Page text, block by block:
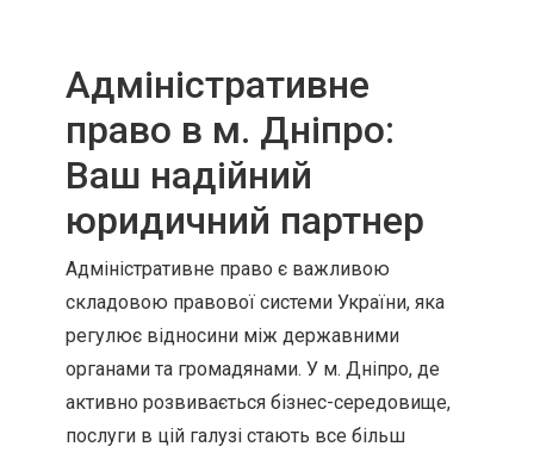
Адміністративне
право в м. Дніпро:
Ваш надійний
юридичний партнер
Адміністративне право є важливою
складовою правової системи України, яка
регулює відносини між державними
органами та громадянами. У м. Дніпро, де
активно розвивається бізнес-середовище,
послуги в цій галузі стають все більш